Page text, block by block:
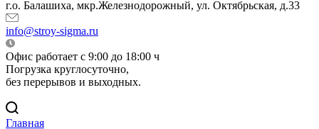
г.о. Балашиха, мкр.Железнодорожный, ул. Октябрьская, д.33
info@stroy-sigma.ru
Офис работает с 9:00 до 18:00 ч
Погрузка круглосуточно,
без перерывов и выходных.
Главная